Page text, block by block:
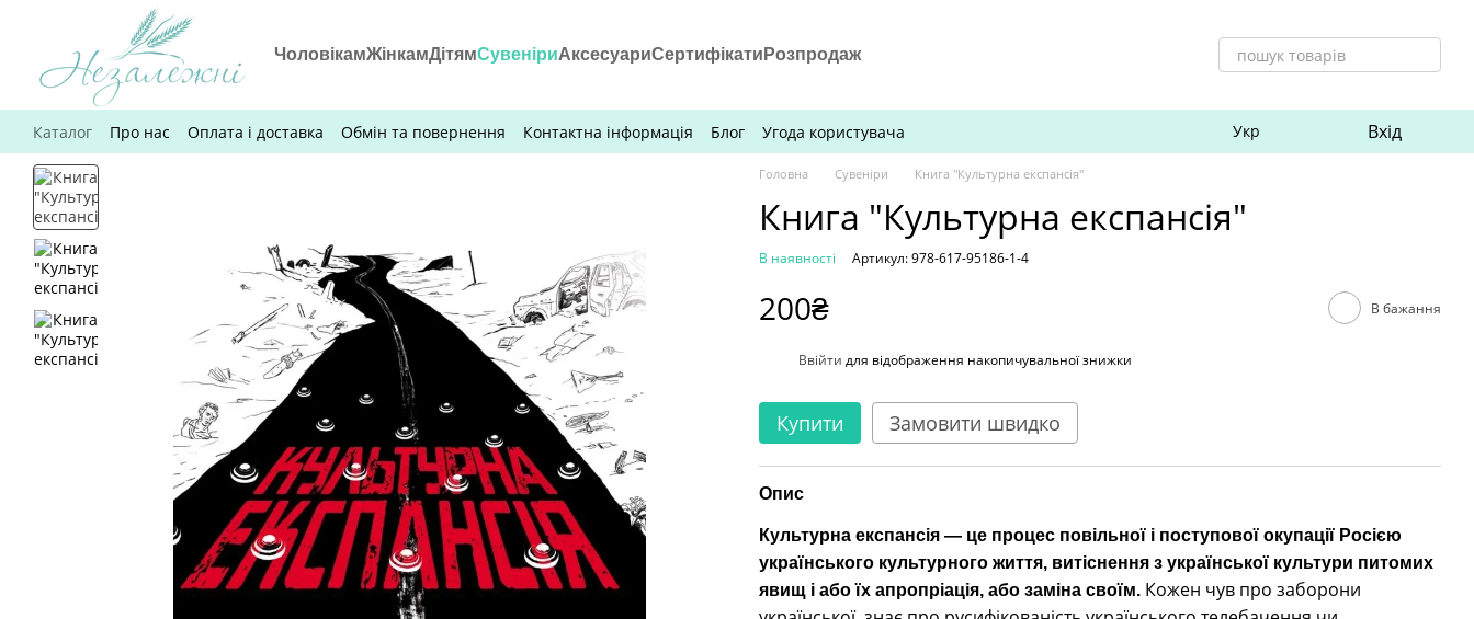
Перейти до основного контенту
ЧоловікамЖінкамДітямСувеніриАксесуариСертифікати Розпродаж
Каталог Про нас Оплата і доставка Обмін та повернення Контактна інформація Блог Угода користувача Укр Вхід
Головна Сувеніри Книга "Культурна експансія"
Книга "Культурна експансія"
В наявності Артикул: 978-617-95186-1-4
200₴ В бажання
Ввійти для відображення накопичувальної знижки
Купити Замовити швидко
Опис
Культурна експансія — це процес повільної і поступової окупації Росією
українського культурного життя, витіснення з української культури питомих
явищ і або їх апропріація, або заміна своїм. Кожен чув про заборони